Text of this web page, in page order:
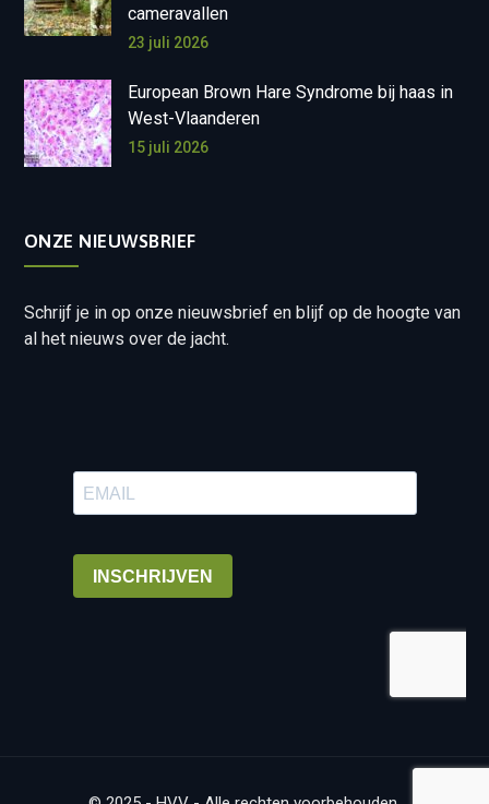
cameravallen
23 juli 2026
European Brown Hare Syndrome bij haas in
West-Vlaanderen
15 juli 2026
ONZE NIEUWSBRIEF
Schrijf je in op onze nieuwsbrief en blijf op de hoogte van
al het nieuws over de jacht.